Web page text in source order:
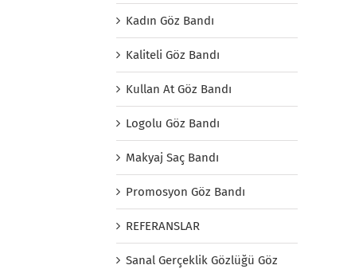
Kadın Göz Bandı
Kaliteli Göz Bandı
Kullan At Göz Bandı
Logolu Göz Bandı
Makyaj Saç Bandı
Promosyon Göz Bandı
REFERANSLAR
Sanal Gerçeklik Gözlüğü Göz